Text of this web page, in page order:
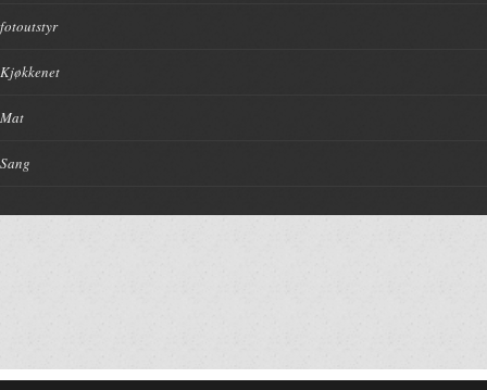
fotoutstyr
Kjøkkenet
Mat
Sang